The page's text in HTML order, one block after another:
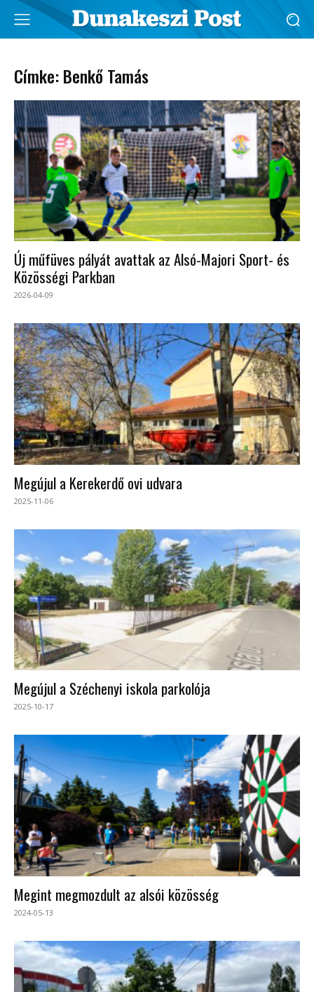
Címke: Benkő Tamás
Új műfüves pályát avattak az Alsó-Majori Sport- és
Közösségi Parkban
2026-04-09
Megújul a Kerekerdő ovi udvara
2025-11-06
Megújul a Széchenyi iskola parkolója
2025-10-17
Megint megmozdult az alsói közösség
2024-05-13